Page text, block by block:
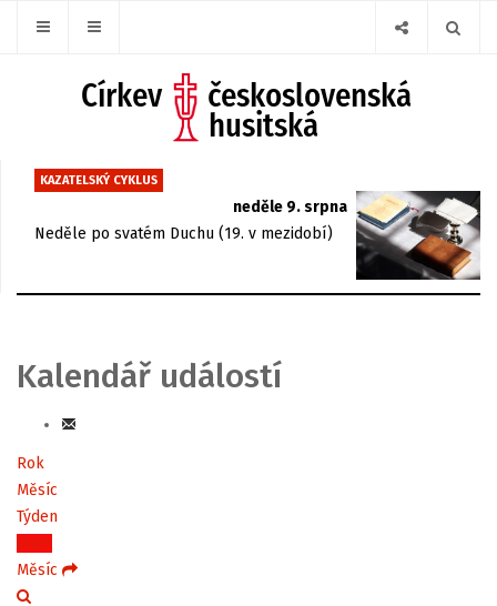
KAZATELSKÝ CYKLUS
neděle 9. srpna
Neděle po svatém Duchu (19. v mezidobí)
Kalendář událostí
Rok
Měsíc
Týden
Dnes
Měsíc